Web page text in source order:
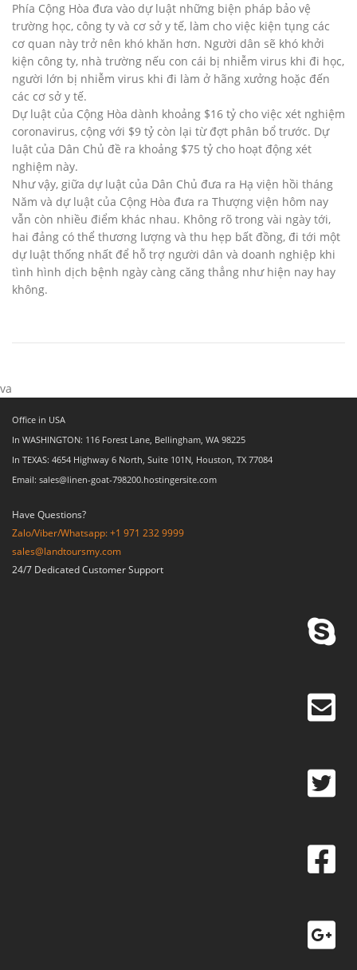
Phía Cộng Hòa đưa vào dự luật những biện pháp bảo vệ
trường học, công ty và cơ sở y tế, làm cho việc kiện tụng các
cơ quan này trở nên khó khăn hơn. Người dân sẽ khó khởi
kiện công ty, nhà trường nếu con cái bị nhiễm virus khi đi học,
người lớn bị nhiễm virus khi đi làm ở hãng xưởng hoặc đến
các cơ sở y tế.
Dự luật của Cộng Hòa dành khoảng $16 tỷ cho việc xét nghiệm
coronavirus, cộng với $9 tỷ còn lại từ đợt phân bổ trước. Dự
luật của Dân Chủ đề ra khoảng $75 tỷ cho hoạt động xét
nghiệm này.
Như vậy, giữa dự luật của Dân Chủ đưa ra Hạ viện hồi tháng
Năm và dự luật của Cộng Hòa đưa ra Thượng viện hôm nay
vẫn còn nhiều điểm khác nhau. Không rõ trong vài ngày tới,
hai đảng có thể thương lượng và thu hẹp bất đồng, đi tới một
dự luật thống nhất để hỗ trợ người dân và doanh nghiệp khi
tình hình dịch bệnh ngày càng căng thẳng như hiện nay hay
không.
va
Office in USA
In WASHINGTON: 116 Forest Lane, Bellingham, WA 98225
In TEXAS: 4654 Highway 6 North, Suite 101N, Houston, TX 77084
Email: sales@linen-goat-798200.hostingersite.com
Have Questions?
Zalo/Viber/Whatsapp: +1 971 232 9999
sales@landtoursmy.com
24/7 Dedicated Customer Support